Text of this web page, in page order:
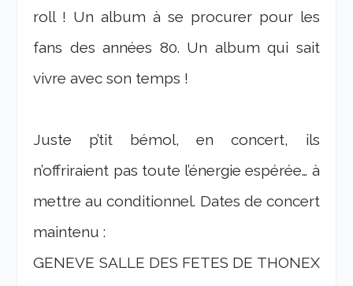
roll ! Un album à se procurer pour les
fans des années 80. Un album qui sait
vivre avec son temps !
Juste p’tit bémol, en concert, ils
n’offriraient pas toute l’énergie espérée… à
mettre au conditionnel. Dates de concert
maintenu :
GENEVE SALLE DES FETES DE THONEX